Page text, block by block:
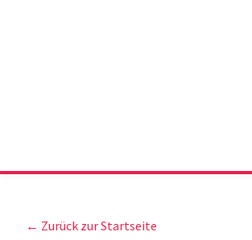
← Zurück zur Startseite